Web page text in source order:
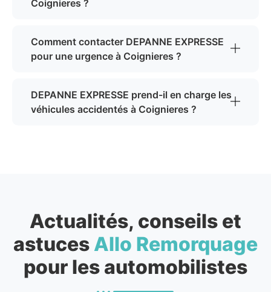
Coignieres ?
Comment contacter DEPANNE EXPRESSE
pour une urgence à Coignieres ?
DEPANNE EXPRESSE prend-il en charge les
véhicules accidentés à Coignieres ?
Actualités, conseils et
astuces Allo Remorquage
pour les automobilistes